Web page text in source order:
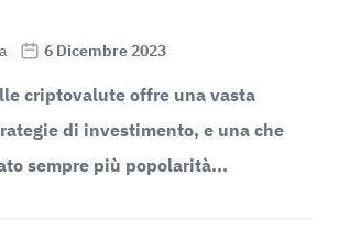
6 Dicembre 2023
criptovalute offre una vasta
di investimento, e una che
sempre più popolarità...